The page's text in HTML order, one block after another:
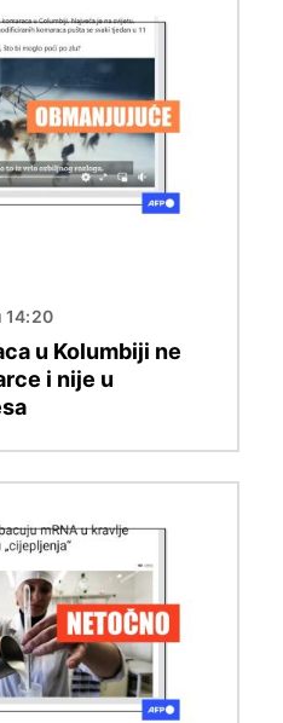
14:20
u Kolumbiji ne
i nije u